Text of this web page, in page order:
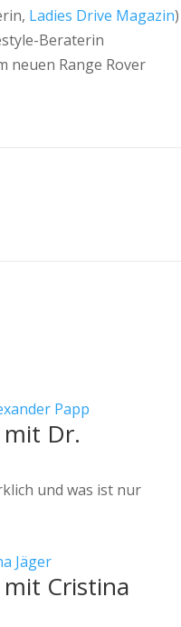
Ladies Drive Magazin)
Beraterin
neuen Range Rover
mit Dr.
und was ist nur
mit Cristina